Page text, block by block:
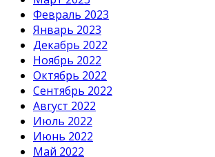
Февраль 2023
Январь 2023
Декабрь 2022
Ноябрь 2022
Октябрь 2022
Сентябрь 2022
Август 2022
Июль 2022
Июнь 2022
Май 2022